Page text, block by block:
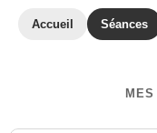
Accueil Séances